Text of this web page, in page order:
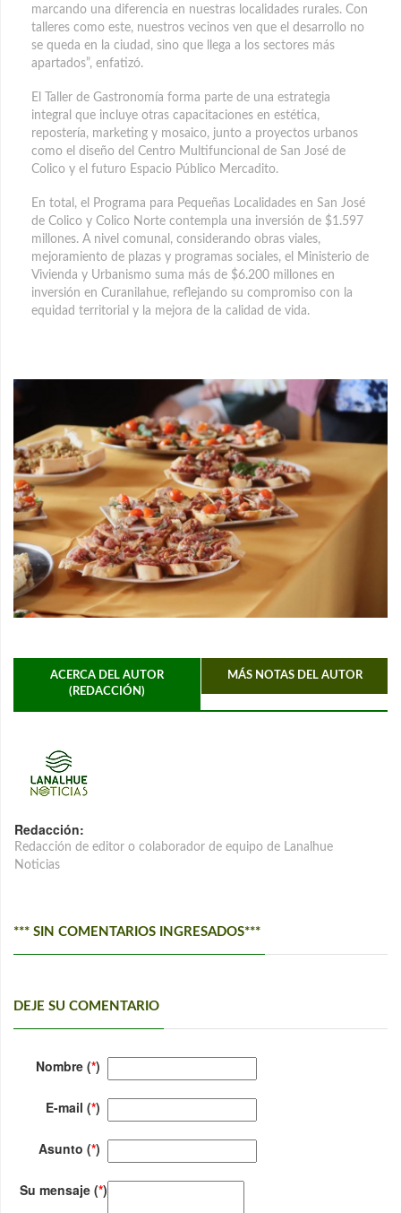
marcando una diferencia en nuestras localidades rurales. Con
talleres como este, nuestros vecinos ven que el desarrollo no
se queda en la ciudad, sino que llega a los sectores más
apartados”, enfatizó.
El Taller de Gastronomía forma parte de una estrategia
integral que incluye otras capacitaciones en estética,
repostería, marketing y mosaico, junto a proyectos urbanos
como el diseño del Centro Multifuncional de San José de
Colico y el futuro Espacio Público Mercadito.
En total, el Programa para Pequeñas Localidades en San José
de Colico y Colico Norte contempla una inversión de $1.597
millones. A nivel comunal, considerando obras viales,
mejoramiento de plazas y programas sociales, el Ministerio de
Vivienda y Urbanismo suma más de $6.200 millones en
inversión en Curanilahue, reflejando su compromiso con la
equidad territorial y la mejora de la calidad de vida.
ACERCA DEL AUTOR
(REDACCIÓN)
MÁS NOTAS DEL AUTOR
Redacción:
Redacción de editor o colaborador de equipo de Lanalhue
Noticias
*** SIN COMENTARIOS INGRESADOS***
DEJE SU COMENTARIO
Nombre (*)
E-mail (*)
Asunto (*)
Su mensaje (*)